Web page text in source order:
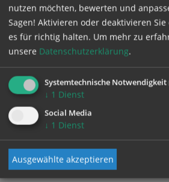
Bitte melden Sie sich mit Ihrem
und Passwort an.
Benutzername
Passwort
nutzen möchten, bewerten und
Sagen! Aktivieren oder deaktivieren Sie
es für richtig halten. Um mehr zu
unsere Datenschutzerklärung.
Systemtechnische Notwendigkeit
↓ 1 Dienst
Social Media
↓ 1 Dienst
Ausgewählte akzeptieren